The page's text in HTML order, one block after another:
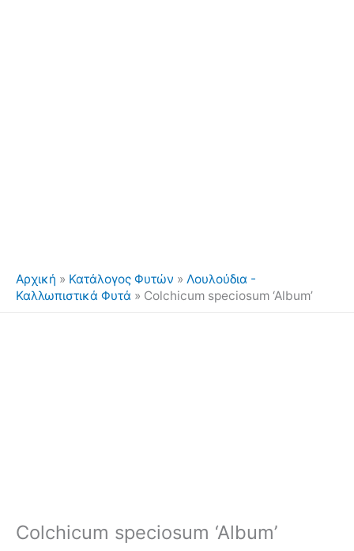
Αρχική » Κατάλογος Φυτών » Λουλούδια -
Καλλωπιστικά Φυτά » Colchicum speciosum ‘Album’
Colchicum speciosum ‘Album’